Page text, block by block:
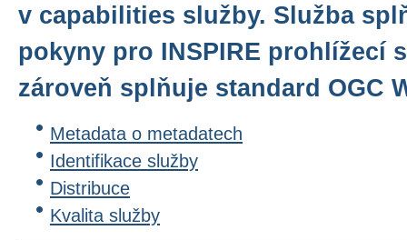
v capabilities služby. Služba
pokyny pro INSPIRE prohlížecí
zároveň splňuje standard OGC
Metadata o metadatech
Identifikace služby
Distribuce
Kvalita služby